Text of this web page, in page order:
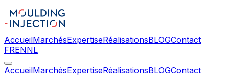
AccueilMarchésExpertiseRéalisationsBLOGContact
FRENNL
AccueilMarchésExpertiseRéalisationsBLOGContact